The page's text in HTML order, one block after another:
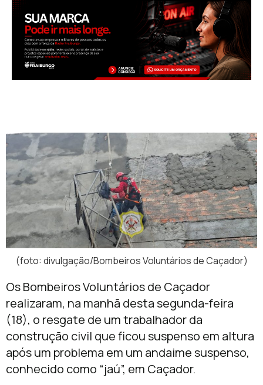
(foto: divulgação/Bombeiros Voluntários de Caçador)
OsBombeiros Voluntários de Caçador
realizaram, na manhã desta segunda-feira
(18), o resgate de um trabalhador da
construção civil que ficou suspenso em altura
após um problema em um andaime suspenso,
conhecido como “jaú”, em Caçador.